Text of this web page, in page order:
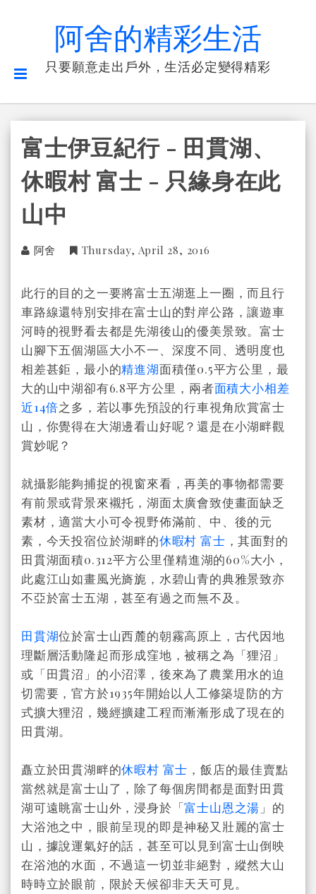
阿舍的精彩生活
只要願意走出戶外，生活必定變得精彩
富士伊豆紀行 - 田貫湖、
休暇村 富士 - 只緣身在此
山中
阿舍 Thursday, April 28, 2016
此行的目的之一要將富士五湖逛上一圈，而且行
車路線還特別安排在富士山的對岸公路，讓遊車
河時的視野看去都是先湖後山的優美景致。富士
山腳下五個湖區大小不一、深度不同、透明度也
相差甚鉅，最小的精進湖面積僅0.5平方公里，最
大的山中湖卻有6.8平方公里，兩者面積大小相差
近14倍之多，若以事先預設的行車視角欣賞富士
山，你覺得在大湖邊看山好呢？還是在小湖畔觀
賞妙呢？
就攝影能夠捕捉的視窗來看，再美的事物都需要
有前景或背景來襯托，湖面太廣會致使畫面缺乏
素材，適當大小可令視野佈滿前、中 、 後的元
素，今天投宿位於湖畔的休暇村 富士 ，其面對的
田貫湖面積0.312平方公里僅精進湖的60%大小，
此處江山如畫風光旖旎，水碧山青的典雅景致亦
不亞於富士五湖，甚至有過之而無不及。
田貫湖位於富士山西麓的朝霧高原上，古代因地
理斷層活動隆起而形成窪地，被稱之為「狸沼」
或「田貫沼」的小沼澤，後來為了農業用水的迫
切需要，官方於1935年開始以人工修築堤防的方
式擴大狸沼，幾經擴建工程而漸漸形成了現在的
田貫湖。
矗立於田貫湖畔的休暇村 富士 ，飯店的最佳賣點
當然就是富士山了，除了每個房間都是面對田貫
湖可遠眺富士山外，浸身於「富士山恩之湯 」的
大浴池之中，眼前呈現的即是神秘又壯麗的富士
山，據說運氣好的話，甚至可以見到富士山倒映
在浴池的水面，不過這一切並非絕對，縱然大山
時時立於眼前，限於天候卻非天天可見。